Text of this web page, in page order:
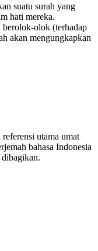
suatu surah yang
hati mereka.
berolok-olok (terhadap
akan mengungkapkan
utama umat
bahasa Indonesia